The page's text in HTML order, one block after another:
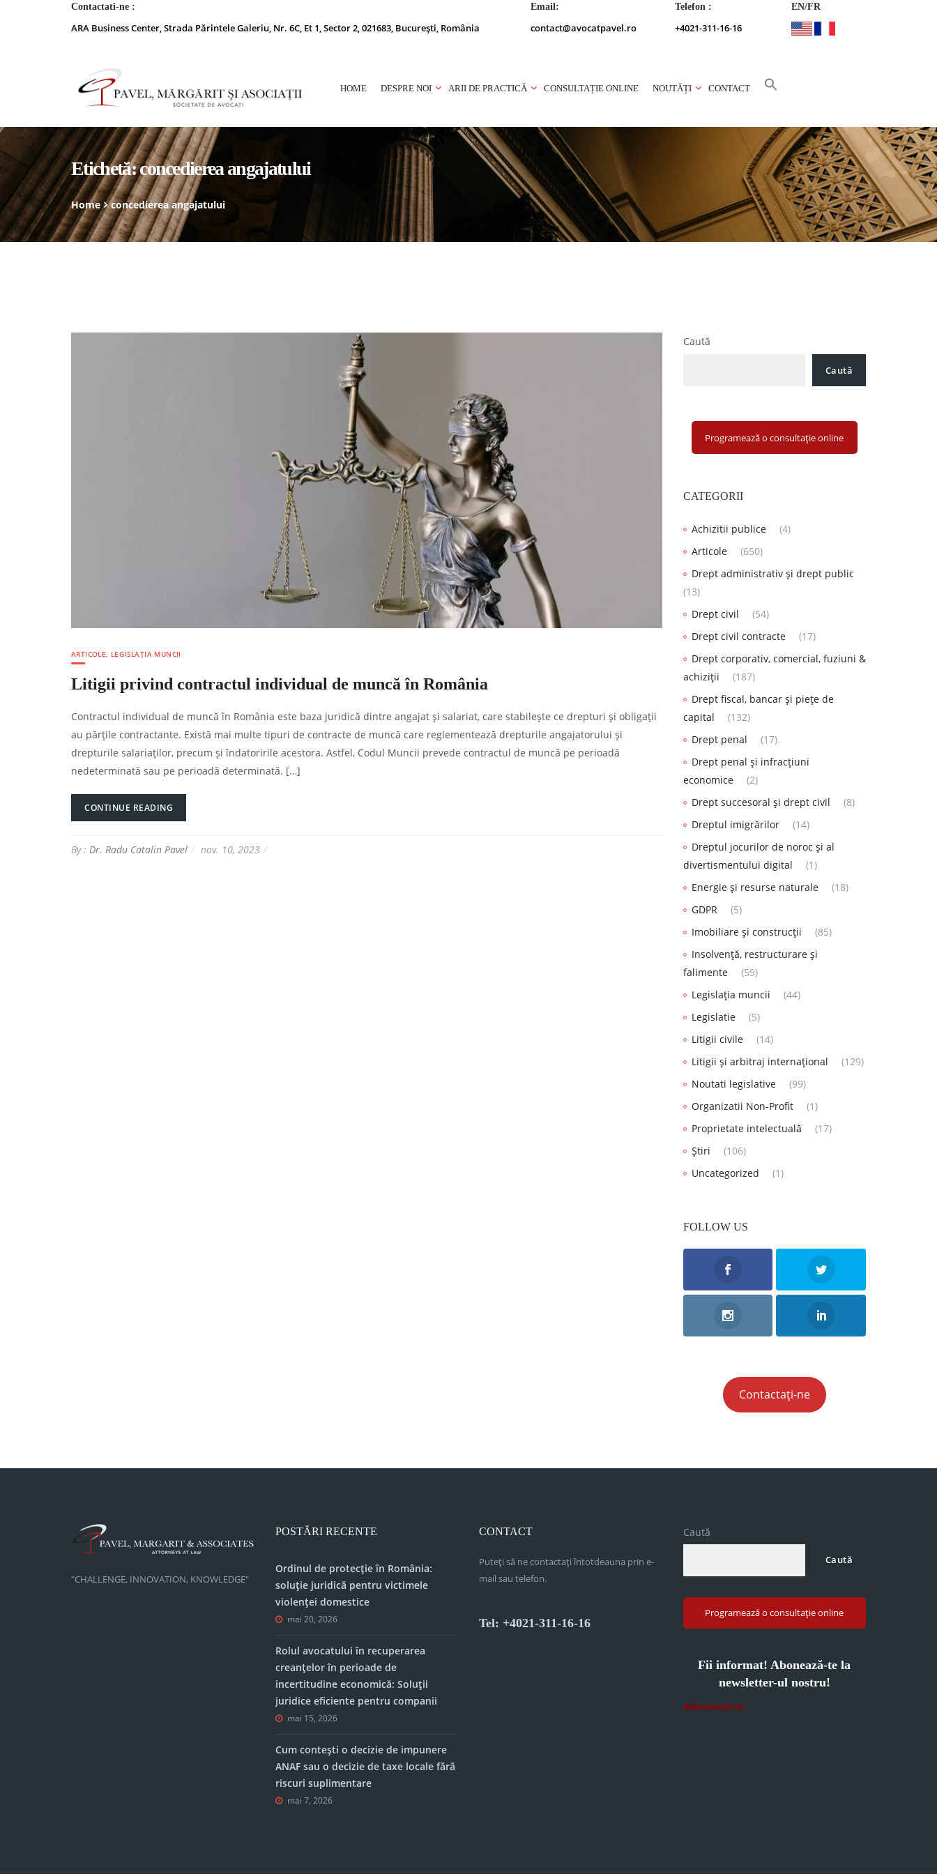
Contactati-ne :
ARA Business Center, Strada Părintele Galeriu, Nr. 6C, Et 1, Sector 2, 021683, București, România
Email:
contact@avocatpavel.ro
Telefon :
+4021-311-16-16
EN/FR
HOME DESPRE NOI ARII DE PRACTICĂ CONSULTAȚIE ONLINE NOUTĂȚI CONTACT
Etichetă:concedierea angajatului
Home concedierea angajatului
ARTICOLE LEGISLAȚIA MUNCII
Litigii privind contractul individual de muncă în România
Contractul individual de muncă în România este baza juridică dintre angajat și salariat, care stabilește ce drepturi și obligații
au părțile contractante. Există mai multe tipuri de contracte de muncă care reglementează drepturile angajatorului și
drepturile salariaților, precum și îndatoririle acestora. Astfel, Codul Muncii prevede contractul de muncă pe perioadă
nedeterminată sau pe perioadă determinată. […]
CONTINUE READING
By : Dr. Radu Catalin Pavel nov. 10, 2023
Caută
Caută
Programează o consultație online
CATEGORII
Achizitii publice
(4)
Articole
(650)
Drept administrativ și drept public
(13)
Drept civil
(54)
Drept civil contracte
(17)
Drept corporativ, comercial, fuziuni &
achiziții
(187)
Drept fiscal, bancar și piețe de
capital
(132)
Drept penal
(17)
Drept penal și infracțiuni
economice
(2)
Drept succesoral și drept civil
(8)
Dreptul imigrărilor
(14)
Dreptul jocurilor de noroc și al
divertismentului digital
(1)
Energie și resurse naturale
(18)
GDPR
(5)
Imobiliare și construcții
(85)
Insolvență, restructurare și
falimente
(59)
Legislația muncii
(44)
Legislatie
(5)
Litigii civile
(14)
Litigii și arbitraj internațional
(129)
Noutati legislative
(99)
Organizatii Non-Profit
(1)
Proprietate intelectuală
(17)
Știri
(106)
Uncategorized
(1)
FOLLOW US
Contactați-ne
"CHALLENGE, INNOVATION, KNOWLEDGE"
POSTĂRI RECENTE
Ordinul de protecție în România:
soluție juridică pentru victimele
violenței domestice
mai 20, 2026
Rolul avocatului în recuperarea
creanțelor în perioade de
incertitudine economică: Soluții
juridice eficiente pentru companii
mai 15, 2026
Cum contești o decizie de impunere
ANAF sau o decizie de taxe locale fără
riscuri suplimentare
mai 7, 2026
CONTACT
Puteți să ne contactați întotdeauna prin e-
mail sau telefon.
Tel: +4021-311-16-16
Caută
Caută
Programează o consultație online
Fii informat! Abonează-te la
newsletter-ul nostru!
Abonează-te